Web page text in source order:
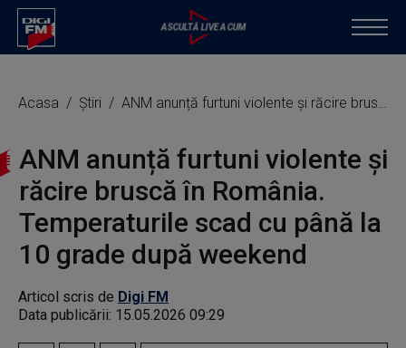
Acasa Știri ANM anunță furtuni violente și răcire bruscă în România. Temperaturile scad cu până la 10 grade după weekend
ANM anunță furtuni violente și
răcire bruscă în România.
Temperaturile scad cu până la
10 grade după weekend
Articol scris de Digi FM
Data publicării: 15.05.2026 09:29